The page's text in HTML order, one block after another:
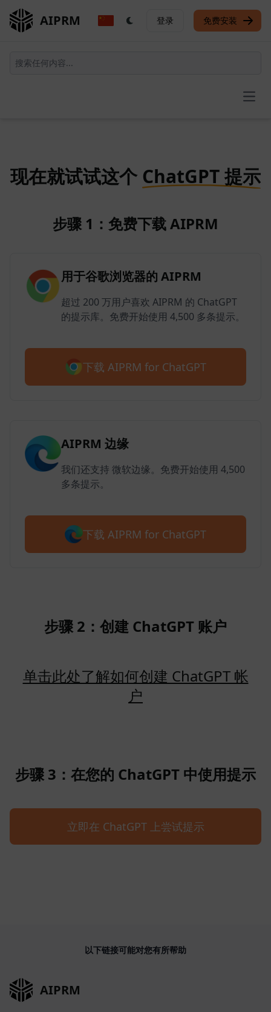
AIPRM 登录 免费安装
现在就试试这个 ChatGPT 提示
步骤 1：免费下载 AIPRM
用于谷歌浏览器的 AIPRM
超过 200 万用户喜欢 AIPRM 的 ChatGPT
的提示库。免费开始使用 4,500 多条提示。
下载 AIPRM for ChatGPT
AIPRM 边缘
我们还支持 微软边缘。免费开始使用 4,500
多条提示。
下载 AIPRM for ChatGPT
步骤 2：创建 ChatGPT 账户
单击此处了解如何创建 ChatGPT 帐
户
步骤 3：在您的 ChatGPT 中使用提示
立即在 ChatGPT 上尝试提示
以下链接可能对您有所帮助
AIPRM